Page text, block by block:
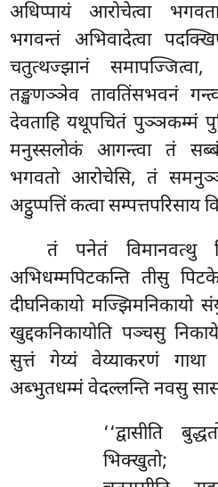
अधिप्पायं आरोचेत्वा
भगवन्तं अभिवादेत्वा
चतुत्थज्झानं
तङ्खणञ्ञेव तावतिंसभवनं
देवताहि यथूपचितं पुञ्ञकम्मं
मनुस्सलोकं आगन्त्वा तं सब्बं
भगवतो आरोचेसि, तं
अट्ठुप्पत्तिं कत्वा सम्पत्तपरिसाय
तं पनेतं विमानवत्थु
अभिधम्मपिटकन्ति तीसु
दीघनिकायो मज्झिमनिकायो
खुद्दकनिकायोति पञ्चसु
सुत्तं गेय्यं वेय्याकरणं
अब्भुतधम्मं वेदल्लन्ति नवसु
‘‘द्वासीति
भिक्खुतो;